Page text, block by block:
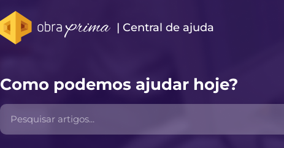
| Central de ajuda​
Como podemos ajudar hoje?